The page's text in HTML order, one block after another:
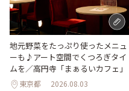
地元野菜をたっぷり使ったメニュ
ーも♪アート空間でくつろぎタイ
ムを／高円寺「まぁるいカフェ」
東京都 2026.08.03